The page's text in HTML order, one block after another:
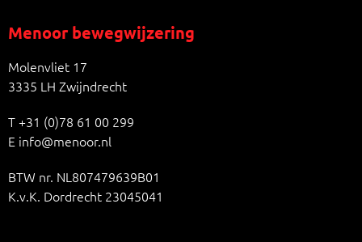
Menoor bewegwijzering
Molenvliet 17
3335 LH Zwijndrecht
T+31 (0)78 61 00 299
E info@menoor.nl
BTW nr. NL807479639B01
K.v.K. Dordrecht 23045041